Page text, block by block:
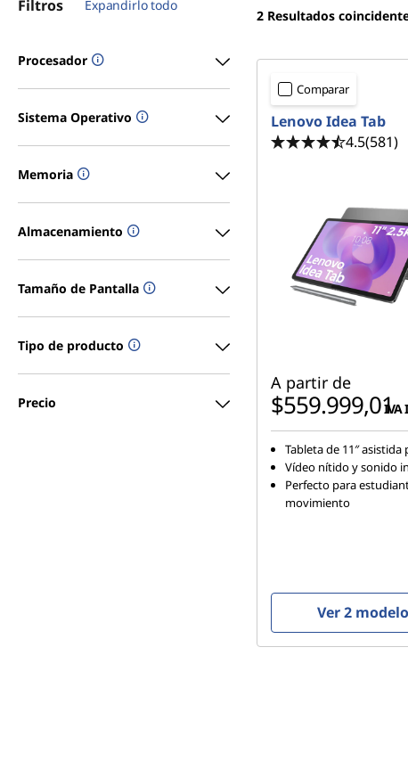
Filtros Expandirlo todo
Procesador
Sistema Operativo
Memoria
Almacenamiento
Tamaño de Pantalla
Tipo de producto
Precio
2 Resultados
Comparar
Lenovo Idea Tab
4.5(581)
A partir de
$559.999,01IVA
Tableta de 11″ asistida
Vídeo nítido y sonido
Perfecto para
movimiento
Ver 2